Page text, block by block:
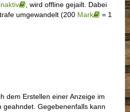
inaktiv
, wird offline gejailt. Dabei
umgewandelt (200 Mark
= 1
dem Erstellen einer Anzeige im
geahndet. Gegebenenfalls kann